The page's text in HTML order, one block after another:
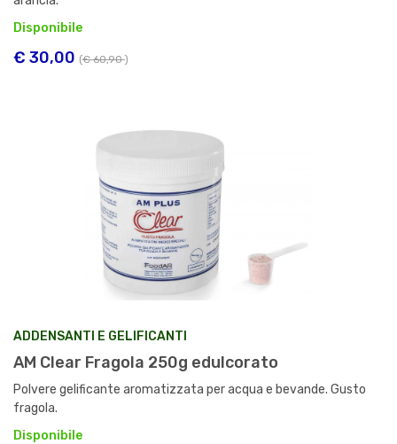
Disponibile
€ 30,00 (€ 60,90)
ADDENSANTI E GELIFICANTI
AM Clear Fragola 250g edulcorato
Polvere gelificante aromatizzata per acqua e bevande. Gusto
fragola.
Disponibile